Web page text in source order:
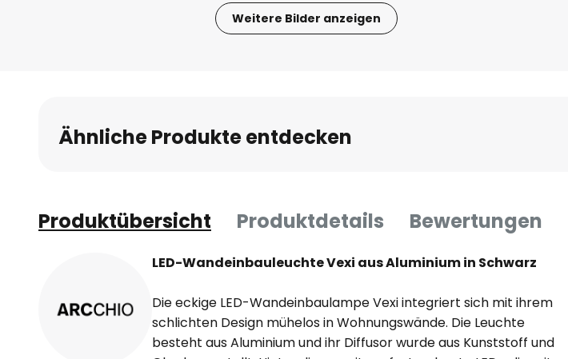
Weitere Bilder anzeigen
springen
Ähnliche Produkte entdecken
Produktübersicht Produktdetails Bewertungen
LED-Wandeinbauleuchte Vexi aus Aluminium in Schwarz
Die eckige LED-Wandeinbaulampe Vexi integriert sich mit ihrem
schlichten Design mühelos in Wohnungswände. Die Leuchte
besteht aus Aluminium und ihr Diffusor wurde aus Kunststoff und